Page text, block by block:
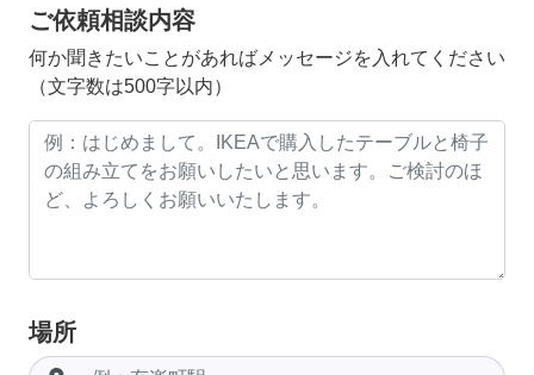
ご依頼相談内容
何か聞きたいことがあればメッセージを入れてください
（文字数は500字以内）
場所